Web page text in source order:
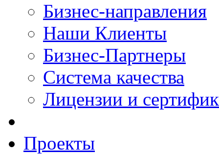
Бизнес-направления
Наши Клиенты
Бизнес-Партнеры
Система качества
Лицензии и
Проекты